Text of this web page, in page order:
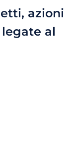
azioni
al